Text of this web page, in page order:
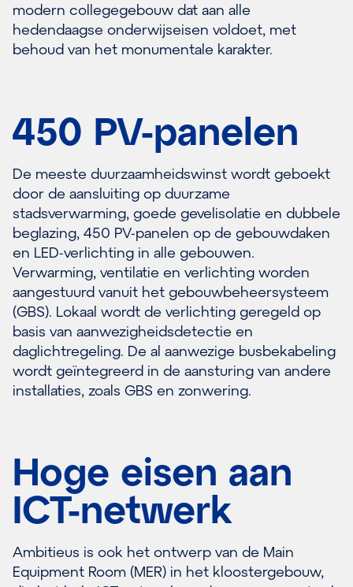
modern collegegebouw dat aan alle
hedendaagse onderwijseisen voldoet, met
behoud van het monumentale karakter.
450 PV-panelen
De meeste duurzaamheidswinst wordt geboekt
door de aansluiting op duurzame
stadsverwarming, goede gevelisolatie en dubbele
beglazing, 450 PV-panelen op de gebouwdaken
en LED-verlichting in alle gebouwen.
Verwarming, ventilatie en verlichting worden
aangestuurd vanuit het gebouwbeheersysteem
(GBS). Lokaal wordt de verlichting geregeld op
basis van aanwezigheidsdetectie en
daglichtregeling. De al aanwezige busbekabeling
wordt geïntegreerd in de aansturing van andere
installaties, zoals GBS en zonwering.
Hoge eisen aan
ICT-netwerk
Ambitieus is ook het ontwerp van de Main
Equipment Room (MER) in het kloostergebouw,